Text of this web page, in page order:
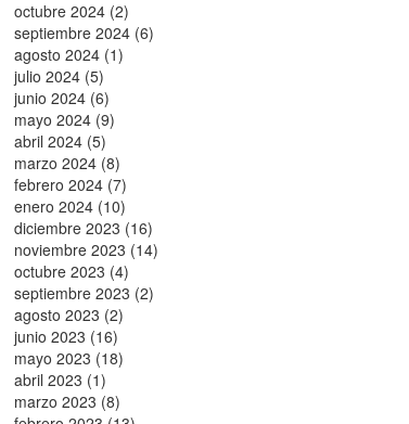
octubre 2024 (2)
septiembre 2024 (6)
agosto 2024 (1)
julio 2024 (5)
junio 2024 (6)
mayo 2024 (9)
abril 2024 (5)
marzo 2024 (8)
febrero 2024 (7)
enero 2024 (10)
diciembre 2023 (16)
noviembre 2023 (14)
octubre 2023 (4)
septiembre 2023 (2)
agosto 2023 (2)
junio 2023 (16)
mayo 2023 (18)
abril 2023 (1)
marzo 2023 (8)